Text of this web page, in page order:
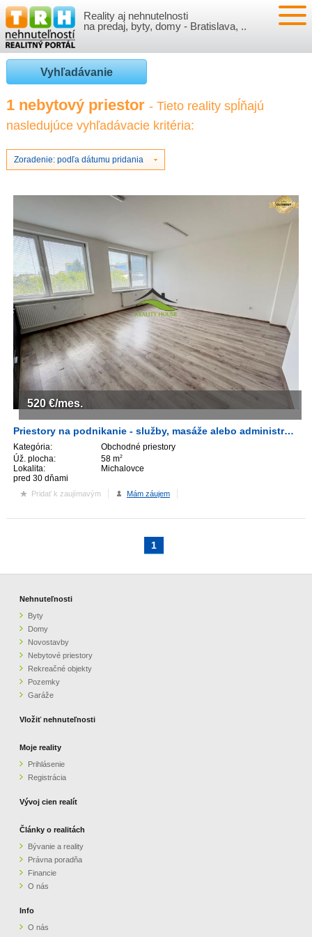
Reality aj nehnutelnosti
na predaj, byty, domy - Bratislava, ..
NEHNUTEĽNOSTI
BYTY
NOVOSTAVBY
NEBYTOVÉ PRIESTORY
POZEMKY
GARÁŽE
VLOŽIŤ NEHNUTEĽNOSTI
PRIHLÁSENIE
REGISTRÁCIA
VÝVOJ CIEN REALÍT
ČLÁNKY O REALITÁCH
BÝVANIE A REALITY
PRÁVNA PORADŇA
FINANCIE
O NÁS
INFO
O NÁS
REALITNÁ INZERCIA NA TRH.SK
CENNÍK REALITNEJ INZERCIE
ZVÝRAZNENIE REALITNÝCH INZERÁTOV
REKLAMA
PARTNERI
KONTAKT
Vyhľadávanie
1 nebytový priestor - Tieto reality spĺňajú
nasledujúce vyhľadávacie kritéria:
Zoradenie: podľa dátumu pridania
Priestory na podnikanie - služby, masáže alebo administratíva
Kategória:
Obchodné priestory
Úž. plocha:
58 m2
Lokalita:
Michalovce
pred 30 dňami
520 €/mes.
Pridať k zaujímavým Mám záujem
1
Nehnuteľnosti
Byty
Domy
Novostavby
Nebytové priestory
Rekreačné objekty
Pozemky
Garáže
Vložiť nehnuteľnosti
Moje reality
Prihlásenie
Registrácia
Vývoj cien realít
Články o realitách
Bývanie a reality
Právna poradňa
Financie
O nás
Info
O nás